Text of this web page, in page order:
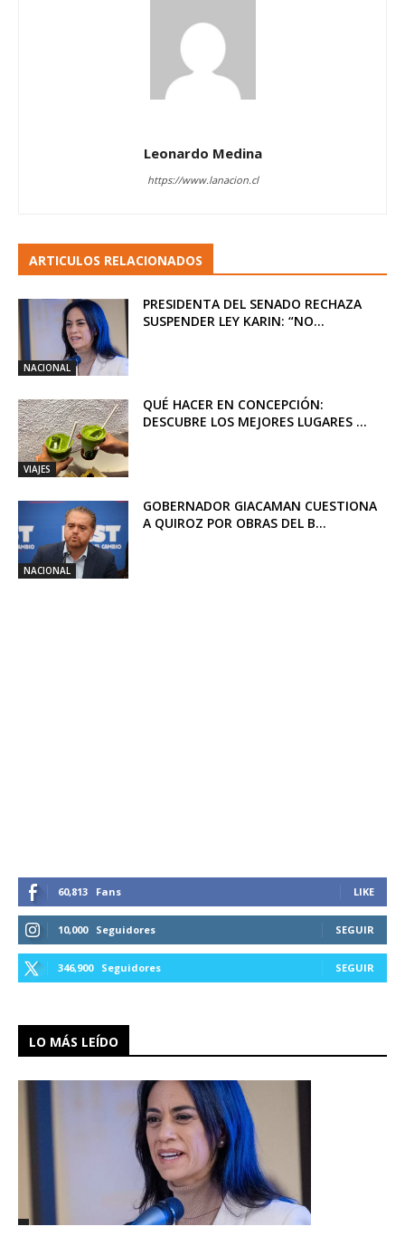
Leonardo Medina
https://www.lanacion.cl
ARTICULOS RELACIONADOS
NACIONAL
PRESIDENTA DEL SENADO RECHAZA
SUSPENDER LEY KARIN: “NO...
VIAJES
QUÉ HACER EN CONCEPCIÓN:
DESCUBRE LOS MEJORES LUGARES ...
NACIONAL
GOBERNADOR GIACAMAN CUESTIONA
A QUIROZ POR OBRAS DEL B...
60,813 Fans LIKE
10,000 Seguidores SEGUIR
346,900 Seguidores SEGUIR
LO MÁS LEÍDO